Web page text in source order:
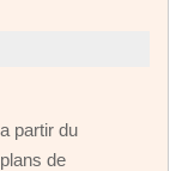
partir du
de